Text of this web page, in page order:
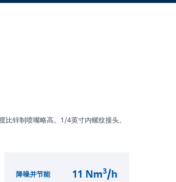
比锌制喷嘴略高。1/4英寸内螺纹接头。
降噪并节能 11 Nm3/h